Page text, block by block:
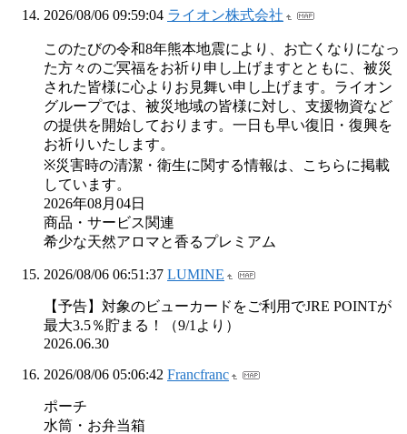
2026/08/06 09:59:04 ライオン株式会社
このたびの令和8年熊本地震により、お亡くなりになっ
た方々のご冥福をお祈り申し上げますとともに、被災
された皆様に心よりお見舞い申し上げます。ライオン
グループでは、被災地域の皆様に対し、支援物資など
の提供を開始しております。一日も早い復旧・復興を
お祈りいたします。
※災害時の清潔・衛生に関する情報は、こちらに掲載
しています。
2026年08月04日
商品・サービス関連
希少な天然アロマと香るプレミアム
2026/08/06 06:51:37 LUMINE
【予告】対象のビューカードをご利用でJRE POINTが
最大3.5％貯まる！（9/1より）
2026.06.30
2026/08/06 05:06:42 Francfranc
ポーチ
水筒・お弁当箱